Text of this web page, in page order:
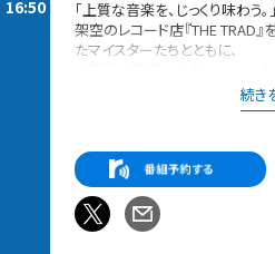
16:50
「上質な音楽を、じっくり味わう
架空のレコード店『THE TRAD
たマイスターたちとともに、
店長は稲垣吾郎、専属店員は、
★「ハマ・オカモトのAFTER THE
音朱里のTRAD日誌〜B面トーク
TOKYO FMもしくはTHE TRAD
てください。
また、spotifyやradikoポッドキ
続き